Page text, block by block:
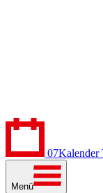
07Kalender
Menü